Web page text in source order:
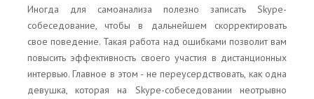
Иногда для самоанализа полезно записать Skype-
собеседование, чтобы в дальнейшем скорректировать
свое поведение. Такая работа над ошибками позволит вам
повысить эффективность своего участия в дистанционных
интервью. Главное в этом - не переусердствовать, как одна
девушка, которая на Skype-собеседовании неотрывно